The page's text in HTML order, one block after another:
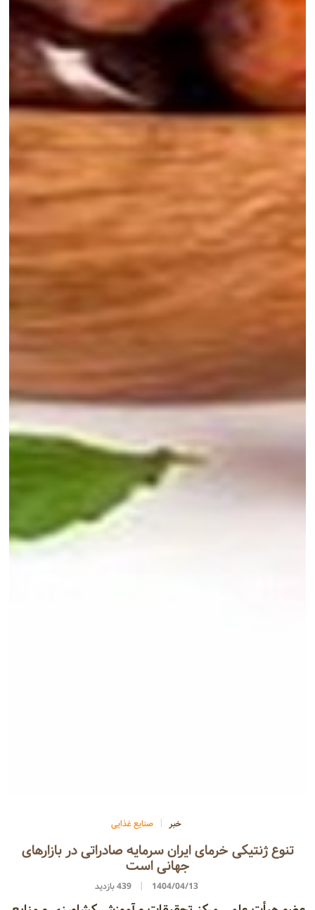
خبر صنایع غذایی
تنوع ژنتیکی خرمای ایران سرمایه صادراتی در بازارهای
جهانی است
1404/04/13 439 بازدید